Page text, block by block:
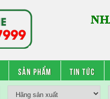
Sản phẩm Tin tức